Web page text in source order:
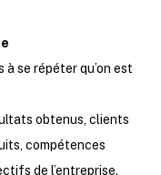
se répéter qu’on est
obtenus, clients
compétences
de l’entreprise.